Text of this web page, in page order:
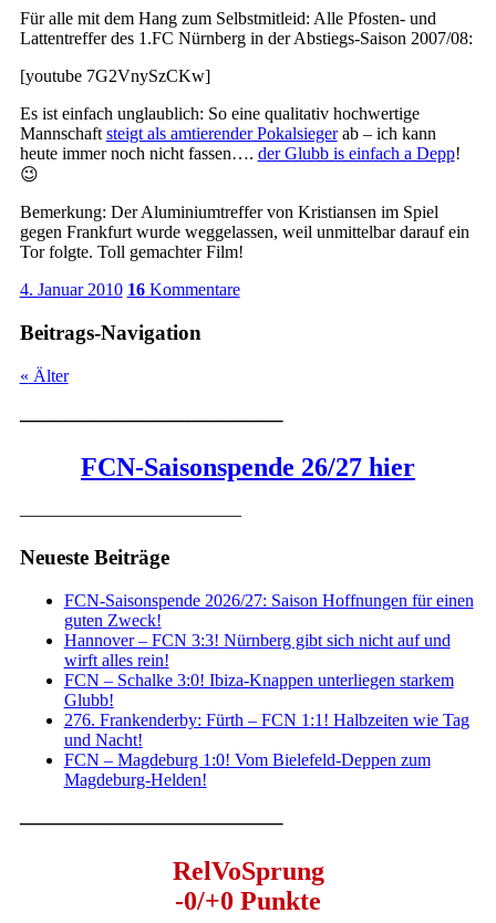
Für alle mit dem Hang zum Selbstmitleid: Alle Pfosten- und
Lattentreffer des 1.FC Nürnberg in der Abstiegs-Saison 2007/08:
[youtube 7G2VnySzCKw]
Es ist einfach unglaublich: So eine qualitativ hochwertige
Mannschaft steigt als amtierender Pokalsiegerab – ich kann
heute immer noch nicht fassen…. der Glubb is einfach a Depp!
😉
Bemerkung: Der Aluminiumtreffer von Kristiansen im Spiel
gegen Frankfurt wurde weggelassen, weil unmittelbar darauf ein
Tor folgte. Toll gemachter Film!
4. Januar 2010 16Kommentare
Beitrags-Navigation
« Älter
————————————–
FCN-Saisonspende 26/27 hier
————————————–
Neueste Beiträge
FCN-Saisonspende 2026/27: Saison Hoffnungen für einen
guten Zweck!
Hannover – FCN 3:3! Nürnberg gibt sich nicht auf und
wirft alles rein!
FCN – Schalke 3:0! Ibiza-Knappen unterliegen starkem
Glubb!
276. Frankenderby: Fürth – FCN 1:1! Halbzeiten wie Tag
und Nacht!
FCN – Magdeburg 1:0! Vom Bielefeld-Deppen zum
Magdeburg-Helden!
————————————–
RelVoSprung
-0/+0 Punkte